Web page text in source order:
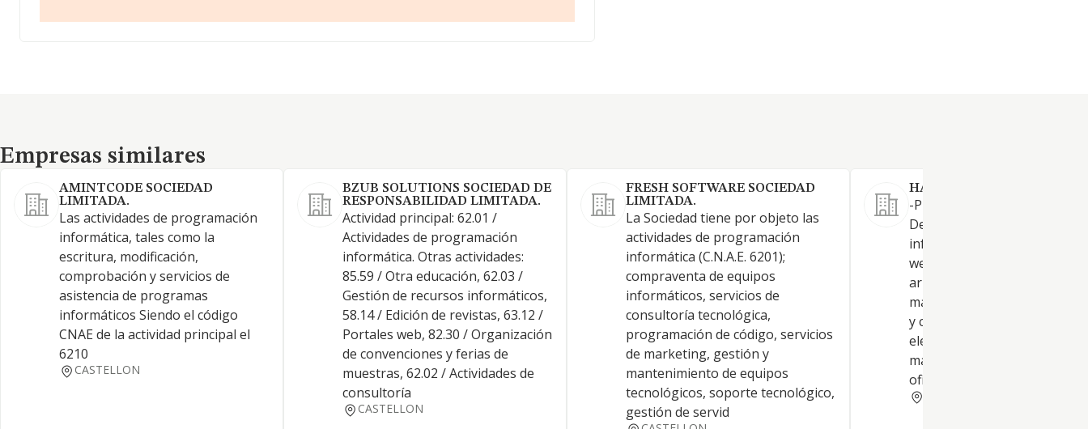
Empresas similares
Empresas similares
AMINTCODE SOCIEDAD
LIMITADA.
Las actividades de programación
informática, tales como la
escritura, modificación,
comprobación y servicios de
asistencia de programas
informáticos Siendo el código
CNAE de la actividad principal el
6210
CASTELLON
BZUB SOLUTIONS SOCIEDAD DE
RESPONSABILIDAD LIMITADA.
Actividad principal: 62.01 /
Actividades de programación
informática. Otras actividades:
85.59 / Otra educación, 62.03 /
Gestión de recursos informáticos,
58.14 / Edición de revistas, 63.12 /
Portales web, 82.30 / Organización
de convenciones y ferias de
muestras, 62.02 / Actividades de
consultoría
CASTELLON
FRESH SOFTWARE SOCIEDAD
LIMITADA.
La Sociedad tiene por objeto las
actividades de programación
informática (C.N.A.E. 6201);
compraventa de equipos
informáticos, servicios de
consultoría tecnológica,
programación de código, servicios
de marketing, gestión y
mantenimiento de equipos
tecnológicos, soporte tecnológico,
gestión de servid
HAVIKWARE SL.
-Programación de
Desarrollo de sofware y
informáticos, así como de
web y servicios asociados. -
arrendamiento -no
máquinas de oficina,
y cualesquiera otros equipos
electrónicos. -Reparación y
mantenimiento de máquinas
oficina, orde